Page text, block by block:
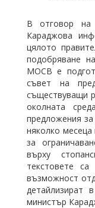
В отговор на
Караджова
цялото
подобряване
МОСВ е
съвет на
съществуващи
околната
предложения
няколко
за
върху
текстовете
възможност
детайлизират
министър